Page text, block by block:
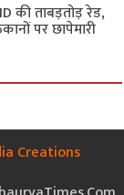
की ताबड़तोड़ रेड,
पर छापेमारी
Creations